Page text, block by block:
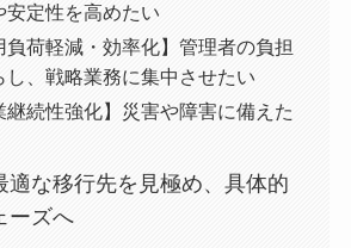
安定性を高めたい
負荷軽減・効率化】管理者の負担
し、戦略業務に集中させたい
継続性強化】災害や障害に備えた
適な移行先を見極め、具体的
ーズへ